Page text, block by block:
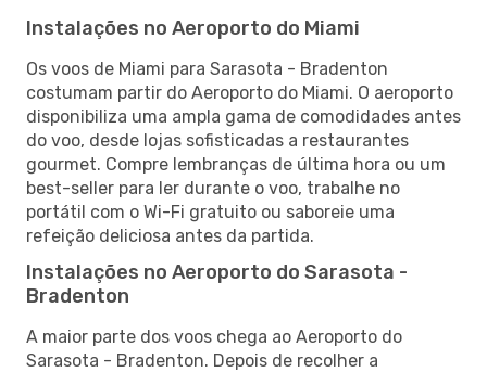
Instalações no Aeroporto do Miami
Os voos de Miami para Sarasota - Bradenton
costumam partir do Aeroporto do Miami. O aeroporto
disponibiliza uma ampla gama de comodidades antes
do voo, desde lojas sofisticadas a restaurantes
gourmet. Compre lembranças de última hora ou um
best-seller para ler durante o voo, trabalhe no
portátil com o Wi-Fi gratuito ou saboreie uma
refeição deliciosa antes da partida.
Instalações no Aeroporto do Sarasota -
Bradenton
A maior parte dos voos chega ao Aeroporto do
Sarasota - Bradenton. Depois de recolher a